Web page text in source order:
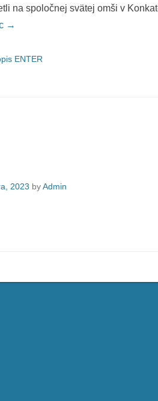
na spoločnej svätej omši v
→
ENTER
2023 byAdmin